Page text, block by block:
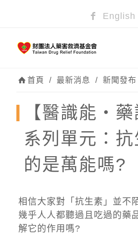
English
首頁 / 最新消息 / 新聞發布
【醫識能‧藥
系列單元：抗
的是萬能嗎?
相信大家對「抗生素」並不
幾乎人人都聽過且吃過的藥
解它的作用嗎?